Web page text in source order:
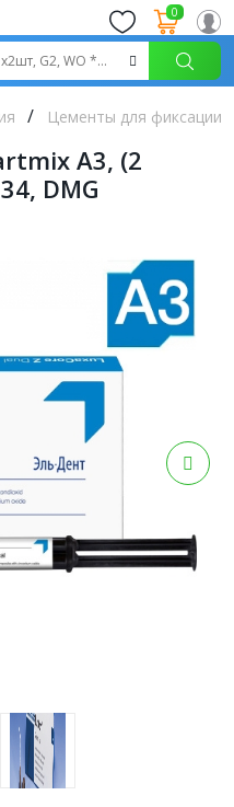
0
Цементы для фиксации
A3, (2
DMG